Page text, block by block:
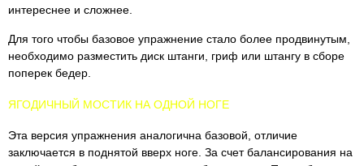
интереснее и сложнее.
Для того чтобы базовое упражнение стало более продвинутым,
необходимо разместить диск штанги, гриф или штангу в сборе
поперек бедер.
ЯГОДИЧНЫЙ МОСТИК НА ОДНОЙ НОГЕ
Эта версия упражнения аналогична базовой, отличие
заключается в поднятой вверх ноге. За счет балансирования на